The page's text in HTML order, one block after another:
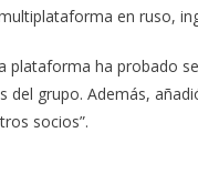
en ruso,
plataforma ha probado
del grupo. Además,
socios”.